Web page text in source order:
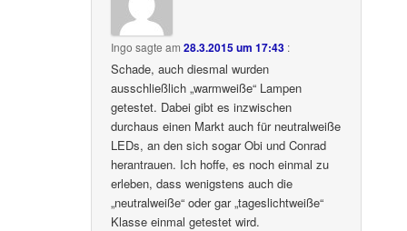
Ingo sagte am28.3.2015 um 17:43 :
Schade, auch diesmal wurden
ausschließlich „warmweiße“ Lampen
getestet. Dabei gibt es inzwischen
durchaus einen Markt auch für neutralweiße
LEDs, an den sich sogar Obi und Conrad
herantrauen. Ich hoffe, es noch einmal zu
erleben, dass wenigstens auch die
„neutralweiße“ oder gar „tageslichtweiße“
Klasse einmal getestet wird.